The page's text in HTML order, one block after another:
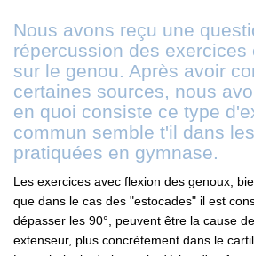
Nous avons reçu une
répercussion des exercices
sur le genou. Après avoir
certaines sources, nous
en quoi consiste ce type
commun semble t'il dans
pratiquées en gymnase.
Les exercices avec flexion des genoux,
que dans le cas des "estocades" il est
dépasser les 90°, peuvent être la cause
extenseur, plus concrètement dans le